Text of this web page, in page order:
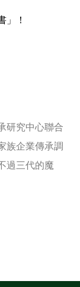
」！
研究中心聯合
族企業傳承調
過三代的魔